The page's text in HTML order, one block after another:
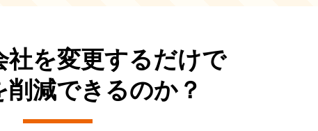
社を変更するだけで
削減できるのか？